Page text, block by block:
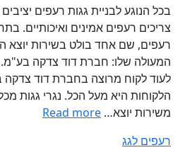
בכל הנוגע לבניית גגות רעפים
צריכים רעפים אמינים ואיכותיים.
רעפים, שם אחד בולט בשירות יוצא
המעולה שלו: חברת דוד צדקה
לעוד לקוח מרוצה בחברת דוד צדקה
הלקוחות היא מעל הכל. נגרי גגות
משירות יוצא… Read more
רעפים לגג